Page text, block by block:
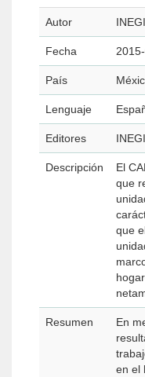
Autor INEGI
Fecha
País
Lenguaje
Editores INEGI
Descripción
El
que
que
Resumen
En
en el